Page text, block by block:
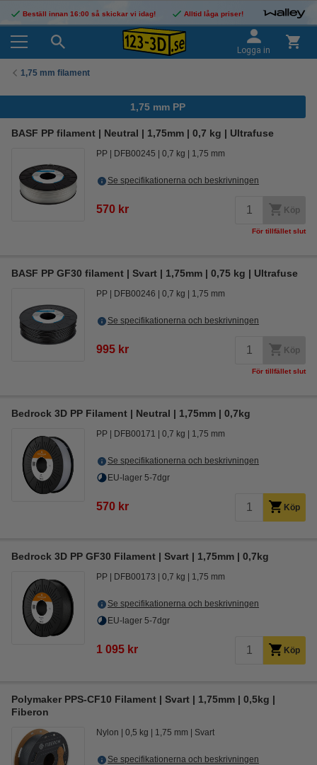
Beställ innan 16:00 så skickar vi idag! Alltid låga priser!
Logga in
1,75 mm filament
1,75 mm PP
BASF PP filament | Neutral | 1,75mm | 0,7 kg | Ultrafuse
PP DFB00245 0,7 kg 1,75 mm
Se specifikationerna och beskrivningen
570 kr Köp
För tillfället slut
BASF PP GF30 filament | Svart | 1,75mm | 0,75 kg | Ultrafuse
PP DFB00246 0,7 kg 1,75 mm
Se specifikationerna och beskrivningen
995 kr Köp
För tillfället slut
Bedrock 3D PP Filament | Neutral | 1,75mm | 0,7kg
PP DFB00171 0,7 kg 1,75 mm
Se specifikationerna och beskrivningen
EU-lager 5-7dgr
570 kr Köp
Bedrock 3D PP GF30 Filament | Svart | 1,75mm | 0,7kg
PP DFB00173 0,7 kg 1,75 mm
Se specifikationerna och beskrivningen
EU-lager 5-7dgr
1 095 kr Köp
Polymaker PPS-CF10 Filament | Svart | 1,75mm | 0,5kg |
Fiberon
Nylon 0,5 kg 1,75 mm Svart
Se specifikationerna och beskrivningen